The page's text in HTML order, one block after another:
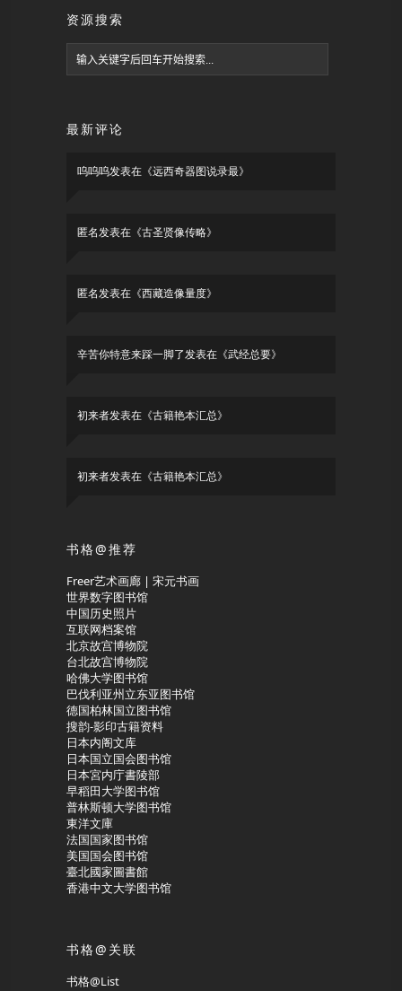
资源搜索
最新评论
呜呜呜发表在《远西奇器图说录最》
匿名发表在《古圣贤像传略》
匿名发表在《西藏造像量度》
辛苦你特意来踩一脚了发表在《武经总要》
初来者发表在《古籍艳本汇总》
初来者发表在《古籍艳本汇总》
书格@推荐
Freer艺术画廊 | 宋元书画
世界数字图书馆
中国历史照片
互联网档案馆
北京故宫博物院
台北故宫博物院
哈佛大学图书馆
巴伐利亚州立东亚图书馆
德国柏林国立图书馆
搜韵-影印古籍资料
日本内阁文库
日本国立国会图书馆
日本宮内庁書陵部
早稻田大学图书馆
普林斯顿大学图书馆
東洋文庫
法国国家图书馆
美国国会图书馆
臺北國家圖書館
香港中文大学图书馆
书格@关联
书格@List